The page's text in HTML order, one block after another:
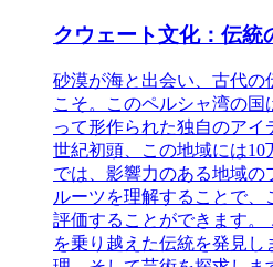
クウェート文化：伝統
砂漠が海と出会い、古代
こそ。このペルシャ湾の
って形作られた独自のア
世紀初頭、この地域には
では、影響力のある地域
ルーツを理解することで
評価することができます。
を乗り越えた伝統を発見